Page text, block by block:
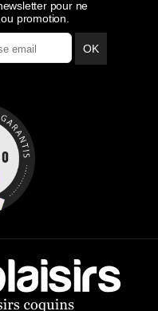
pour ne
promotion.
OK